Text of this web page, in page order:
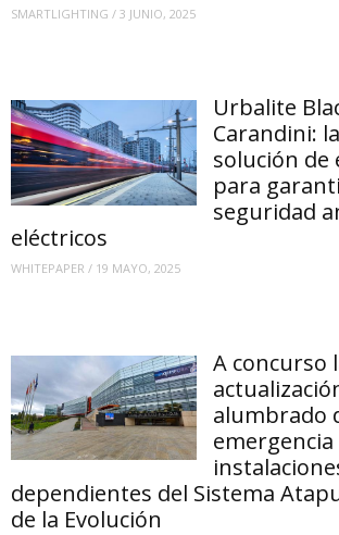
SMARTLIGHTING / 3 JUNIO, 2025
Urbalite
Carandini:
solución de
para
seguridad
eléctricos
WHITEPAPER / 19 MAYO, 2025
A concurso
alumbrado
emergencia
dependientes del Sistema
de la Evolución